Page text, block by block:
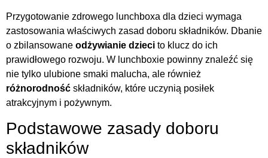
Przygotowanie zdrowego lunchboxa dla dzieci wymaga
zastosowania właściwych zasad doboru składników. Dbanie
o zbilansowane odżywianie dzieci to klucz do ich
prawidłowego rozwoju. W lunchboxie powinny znaleźć się
nie tylko ulubione smaki malucha, ale również
różnorodność składników, które uczynią posiłek
atrakcyjnym i pożywnym.
Podstawowe zasady doboru
składników